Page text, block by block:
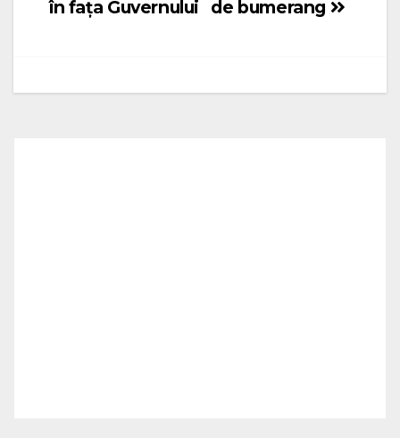
în
de bumerang
în fața Guvernului